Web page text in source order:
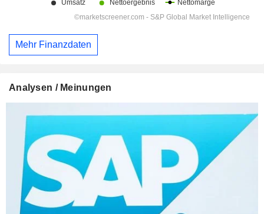
Mehr Finanzdaten
Analysen / Meinungen